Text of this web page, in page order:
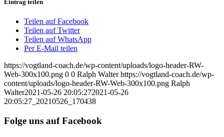
Eintrag teilen
Teilen auf Facebook
Teilen auf Twitter
Teilen auf WhatsApp
Per E-Mail teilen
https://vogtland-coach.de/wp-content/uploads/logo-header-RW-
Web-300x100.png 0 0 Ralph Walter https://vogtland-coach.de/wp-
content/uploads/logo-header-RW-Web-300x100.png Ralph
Walter2021-05-26 20:05:272021-05-26
20:05:27 _20210526_170438
Folge uns auf Facebook